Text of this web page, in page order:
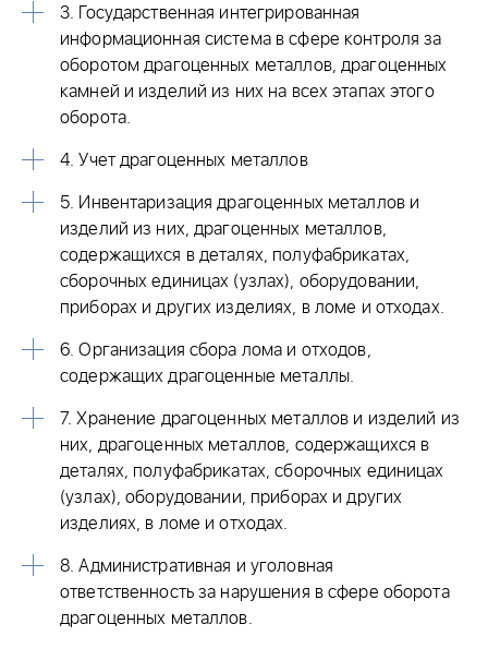
3. Государственная интегрированная
информационная система в сфере контроля за
оборотом драгоценных металлов, драгоценных
камней и изделий из них на всех этапах этого
оборота.
4. Учет драгоценных металлов
5. Инвентаризация драгоценных металлов и
изделий из них, драгоценных металлов,
содержащихся в деталях, полуфабрикатах,
сборочных единицах (узлах), оборудовании,
приборах и других изделиях, в ломе и отходах.
6. Организация сбора лома и отходов,
содержащих драгоценные металлы.
7. Хранение драгоценных металлов и изделий из
них, драгоценных металлов, содержащихся в
деталях, полуфабрикатах, сборочных единицах
(узлах), оборудовании, приборах и других
изделиях, в ломе и отходах.
8. Административная и уголовная
ответственность за нарушения в сфере оборота
драгоценных металлов.